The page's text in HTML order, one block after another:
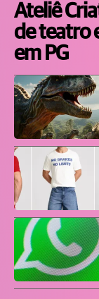
Ateliê
de teatro
em PG